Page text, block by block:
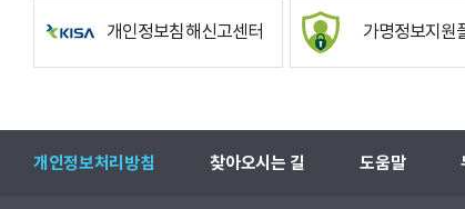
개인정보침해신고센터 가명정보지원
개인정보처리방침 찾아오시는 길 도움말